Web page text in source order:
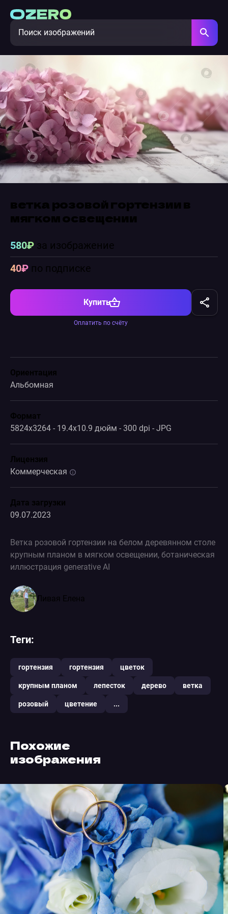
ветка розовой гортензии в
мягком освещении
580₽за изображение
40₽по подписке
Купить
Оплатить по счёту
Ориентация
Альбомная
Формат
5824x3264 - 19.4x10.9 дюйм - 300 dpi - JPG
Лицензия
Коммерческая
Дата загрузки
09.07.2023
Ветка розовой гортензии на белом деревянном столе
крупным планом в мягком освещении, ботаническая
иллюстрация generative AI
Ливая Елена
Теги:
гортензия гортензия цветок
крупным планом лепесток дерево ветка
розовый цветение ...
Похожие
изображения